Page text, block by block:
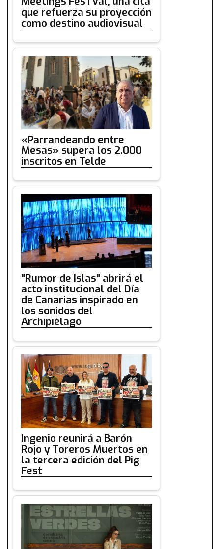
que refuerza su proyección
como destino audiovisual
«Parrandeando entre
Mesas» supera los 2.000
inscritos en Telde
"Rumor de Islas" abrirá el
acto institucional del Día
de Canarias inspirado en
los sonidos del
Archipiélago
Ingenio reunirá a Barón
Rojo y Toreros Muertos en
la tercera edición del Pig
Fest